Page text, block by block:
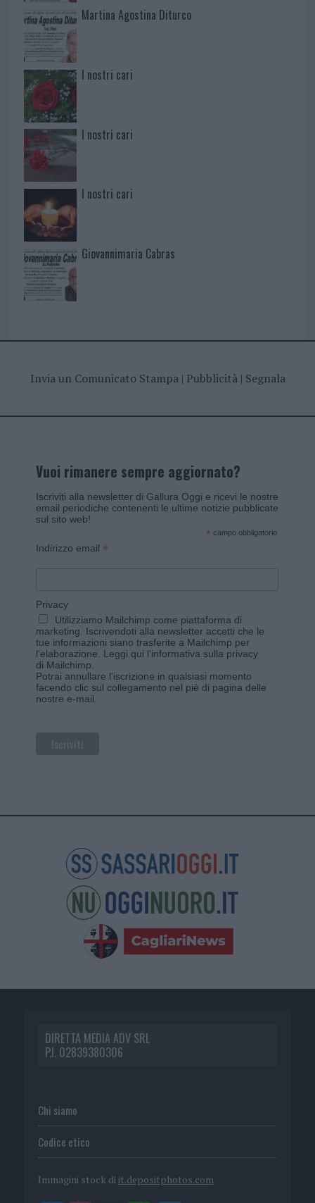
Martina Agostina Diturco
I nostri cari
I nostri cari
I nostri cari
Giovannimaria Cabras
Invia un Comunicato Stampa| Pubblicità| Segnala
Vuoi rimanere sempre aggiornato?
Iscriviti alla newsletter di Gallura Oggi e ricevi le nostre
email periodiche contenenti le ultime notizie pubblicate
sul sito web!
* campo obbligatorio
Indirizzo email *
Privacy
Utilizziamo Mailchimp come piattaforma di
marketing. Iscrivendoti alla newsletter accetti che le
tue informazioni siano trasferite a Mailchimp per
l'elaborazione. Leggi qui l'informativa sulla privacy
di Mailchimp
Potrai annullare l'iscrizione in qualsiasi momento
facendo clic sul collegamento nel piè di pagina delle
nostre e-mail.
DIRETTA MEDIA ADV SRL
P.I. 02839380306
Chi siamo
Codice etico
Immagini stock di it.depositphotos.com